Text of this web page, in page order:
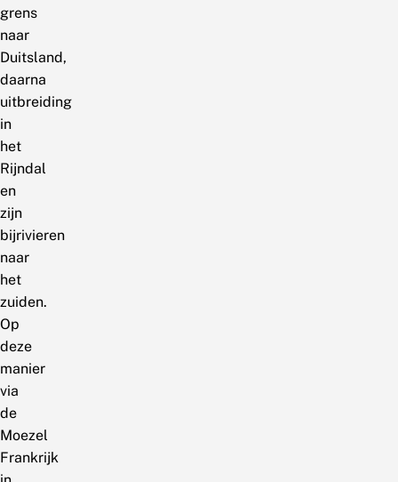
grens
naar
Duitsland,
daarna
uitbreiding
in
het
Rijndal
en
zijn
bijrivieren
naar
het
zuiden.
Op
deze
manier
via
de
Moezel
Frankrijk